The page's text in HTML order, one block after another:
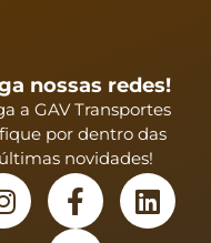
nossas redes!
a GAV Transportes
por dentro das
últimas novidades!